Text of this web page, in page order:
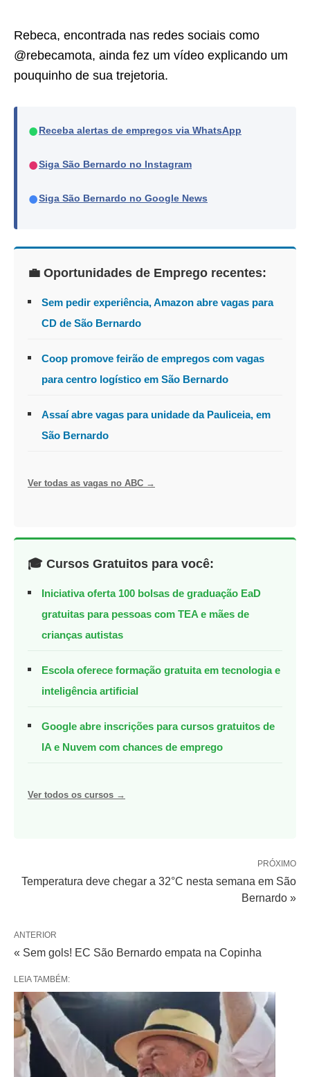
Rebeca, encontrada nas redes sociais como
@rebecamota, ainda fez um vídeo explicando um
pouquinho de sua trejetoria.
● Receba alertas de empregos via WhatsApp
●Siga São Bernardo no Instagram
●Siga São Bernardo no Google News
💼 Oportunidades de Emprego recentes:
Sem pedir experiência, Amazon abre vagas para
CD de São Bernardo
Coop promove feirão de empregos com vagas
para centro logístico em São Bernardo
Assaí abre vagas para unidade da Pauliceia, em
São Bernardo
Ver todas as vagas no ABC →
🎓 Cursos Gratuitos para você:
Iniciativa oferta 100 bolsas de graduação EaD
gratuitas para pessoas com TEA e mães de
crianças autistas
Escola oferece formação gratuita em tecnologia e
inteligência artificial
Google abre inscrições para cursos gratuitos de
IA e Nuvem com chances de emprego
Ver todos os cursos →
PRÓXIMO
Temperatura deve chegar a 32°C nesta semana em São
Bernardo »
ANTERIOR
« Sem gols! EC São Bernardo empata na Copinha
LEIA TAMBÉM: